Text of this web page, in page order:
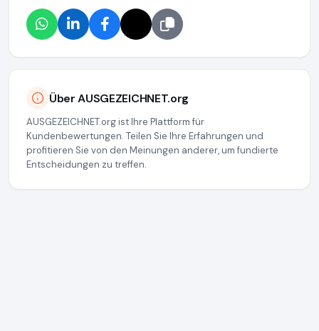
Über AUSGEZEICHNET.org
AUSGEZEICHNET.org ist Ihre Plattform für
Kundenbewertungen. Teilen Sie Ihre Erfahrungen und
profitieren Sie von den Meinungen anderer, um fundierte
Entscheidungen zu treffen.